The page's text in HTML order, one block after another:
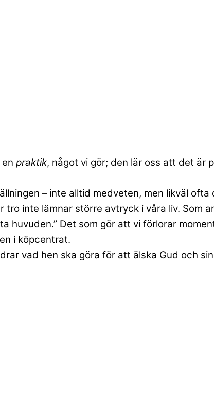
praktik, något vi gör; den lär oss att det är
– inte alltid medveten, men likväl
inte lämnar större avtryck i våra liv. Som
huvuden.” Det som gör att vi förlorar
i köpcentrat.
vad hen ska göra för att älska Gud och